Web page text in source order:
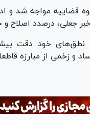
قضاییه مواجه شد و
جعلی، درصدد اصلاح و
نطق‌های خود دقت
و زخمی از مبارزه